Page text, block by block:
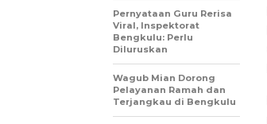
Pernyataan Guru Rerisa
Viral, Inspektorat
Bengkulu: Perlu
Diluruskan
Wagub Mian Dorong
Pelayanan Ramah dan
Terjangkau di Bengkulu